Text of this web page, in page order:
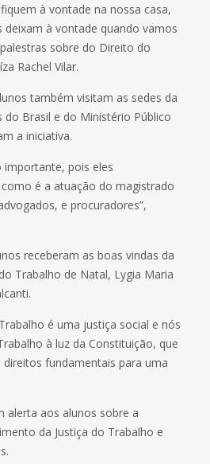
à vontade na nossa casa,
deixam à vontade quando vamos
sobre do Direito do
Rachel Vilar.
também visitam as sedes da
do Brasil e do Ministério Público
a iniciativa.
pois eles
é a atuação do magistrado
e procuradores”,
receberam as boas vindas da
Trabalho de Natal, Lygia Maria
é uma justiça social e nós
à luz da Constituição, que
fundamentais para uma
alerta aos alunos sobre a
da Justiça do Trabalho e